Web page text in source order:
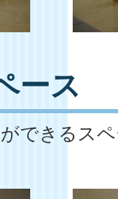
ース
できるス